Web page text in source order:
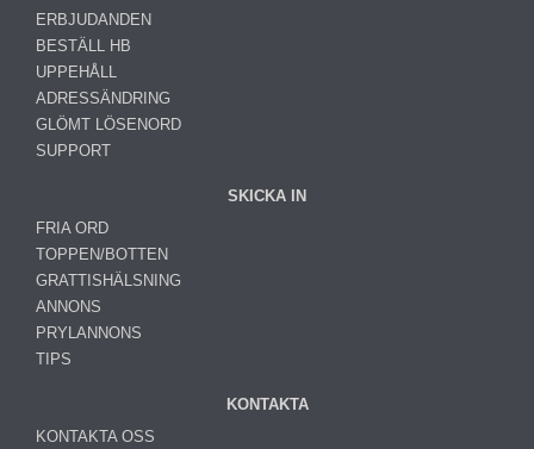
ERBJUDANDEN
BESTÄLL HB
UPPEHÅLL
ADRESSÄNDRING
GLÖMT LÖSENORD
SUPPORT
SKICKA IN
FRIA ORD
TOPPEN/BOTTEN
GRATTISHÄLSNING
ANNONS
PRYLANNONS
TIPS
KONTAKTA
KONTAKTA OSS